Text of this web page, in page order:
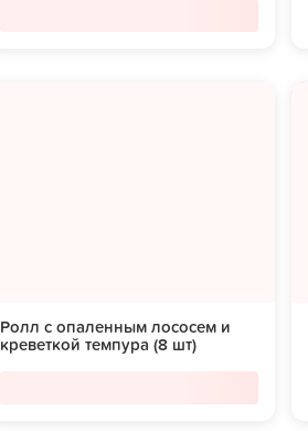
Ролл с опаленным лососем и
креветкой темпура (8 шт)